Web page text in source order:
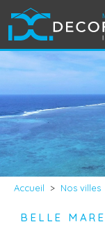
Accueil > Nos villes
BELLE